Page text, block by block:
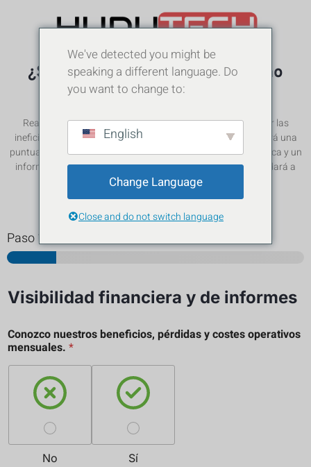
¿Su explotación funciona a pleno
rendimiento?
Realice esta auditoría gratuita de 5 minutos para descubrir las
ineficiencias ocultas que le cuestan tiempo y dinero. Obtendrá una
puntuación de rendimiento personalizada, información práctica y un
informe gratuito enviado a su correo electrónico, que le ayudará a
gestionar una granja más inteligente y rentable.
Paso1
Visibilidad financiera y de informes
Conozco nuestros beneficios, pérdidas y costes operativos
mensuales. *
No Sí
We've detected you might be
speaking a different language. Do
you want to change to:
English
Change Language
Close and do not switch language